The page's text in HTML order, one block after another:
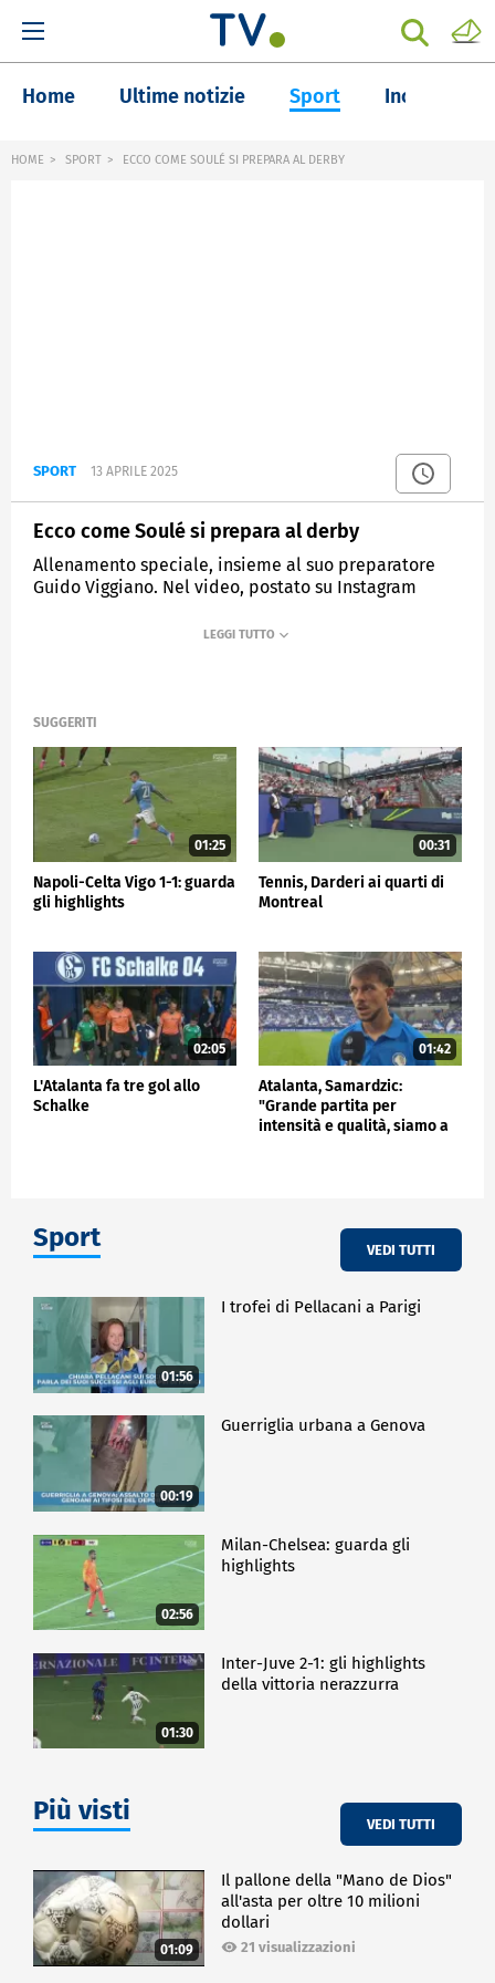
Home Ultime notizie Sport Inchieste
HOME SPORT ECCO COME SOULÉ SI PREPARA AL DERBY
SPORT 13 APRILE 2025
Ecco come Soulé si prepara al derby
Allenamento speciale, insieme al suo preparatore
Guido Viggiano. Nel video, postato su Instagram
le luci per migliorare velocità, agilità e tempi di
SUGGERITI
01:25
Napoli-Celta Vigo 1-1: guarda
gli highlights
00:31
Tennis, Darderi ai quarti di
Montreal
02:05
L'Atalanta fa tre gol allo
Schalke
01:42
Atalanta, Samardzic:
"Grande partita per
intensità e qualità, siamo a
Sport VEDI TUTTI
01:56
I trofei di Pellacani a Parigi
00:19
Guerriglia urbana a Genova
02:56
Milan-Chelsea: guarda gli
highlights
01:30
Inter-Juve 2-1: gli highlights
della vittoria nerazzurra
Più visti VEDI TUTTI
01:09
Il pallone della "Mano de Dios"
all'asta per oltre 10 milioni
dollari
21 visualizzazioni